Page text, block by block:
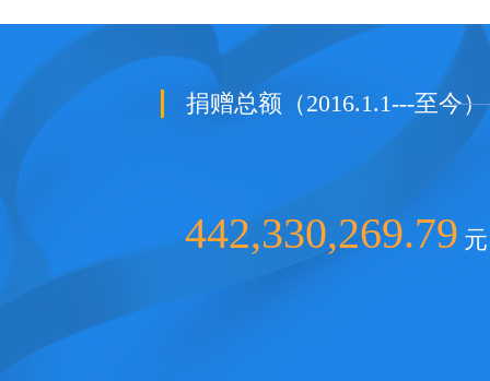
捐赠总额（2016.1.1---至今）
442,330,269.79 元